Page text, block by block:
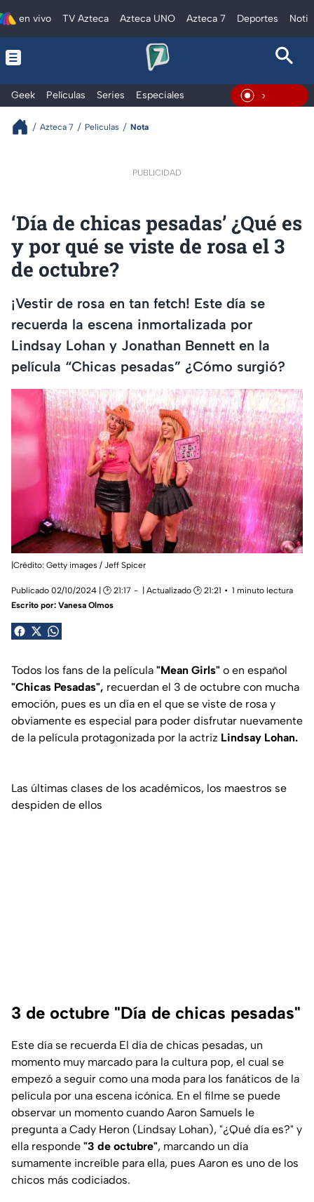
en vivo TV Azteca Azteca UNO Azteca 7 Deportes
Geek Películas Series Especiales En Vivo
Azteca 7 Películas Nota
PUBLICIDAD
‘Día de chicas pesadas’ ¿Qué es
y por qué se viste de rosa el 3
de octubre?
¡Vestir de rosa en tan fetch! Este día se
recuerda la escena inmortalizada por
Lindsay Lohan y Jonathan Bennett en la
película “Chicas pesadas” ¿Cómo surgió?
|Crédito: Getty images / Jeff Spicer
Publicado 02/10/2024 | 🕑 21:17 | Actualizado 🕑 21:21
1 minuto lectura
Escrito por: Vanesa Olmos
Todos los fans de la película "Mean Girls" o en español
"Chicas Pesadas", recuerdan el 3 de octubre con mucha
emoción, pues es un día en el que se viste de rosa y
obviamente es especial para poder disfrutar nuevamente
de la película protagonizada por la actriz Lindsay Lohan.
Las últimas clases de los académicos, los maestros se
despiden de ellos
3 de octubre "Día de chicas pesadas"
Este día se recuerda El día de chicas pesadas, un
momento muy marcado para la cultura pop, el cual se
empezó a seguir como una moda para los fanáticos de la
película por una escena icónica. En el filme se puede
observar un momento cuando Aaron Samuels le
pregunta a Cady Heron (Lindsay Lohan), "¿Qué día es?" y
ella responde "3 de octubre", marcando un día
sumamente increíble para ella, pues Aaron es uno de los
chicos más codiciados.